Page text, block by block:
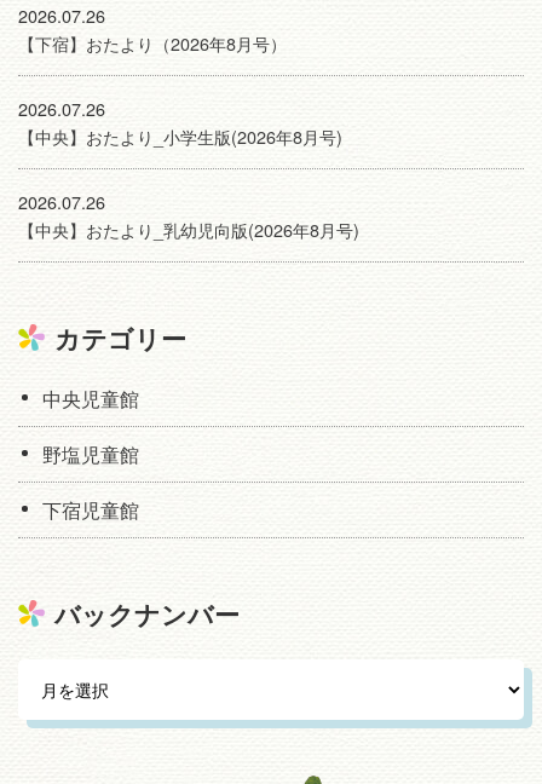
2026.07.26
【下宿】おたより（2026年8月号）
2026.07.26
【中央】おたより_小学生版(2026年8月号)
2026.07.26
【中央】おたより_乳幼児向版(2026年8月号)
カテゴリー
中央児童館
野塩児童館
下宿児童館
バックナンバー